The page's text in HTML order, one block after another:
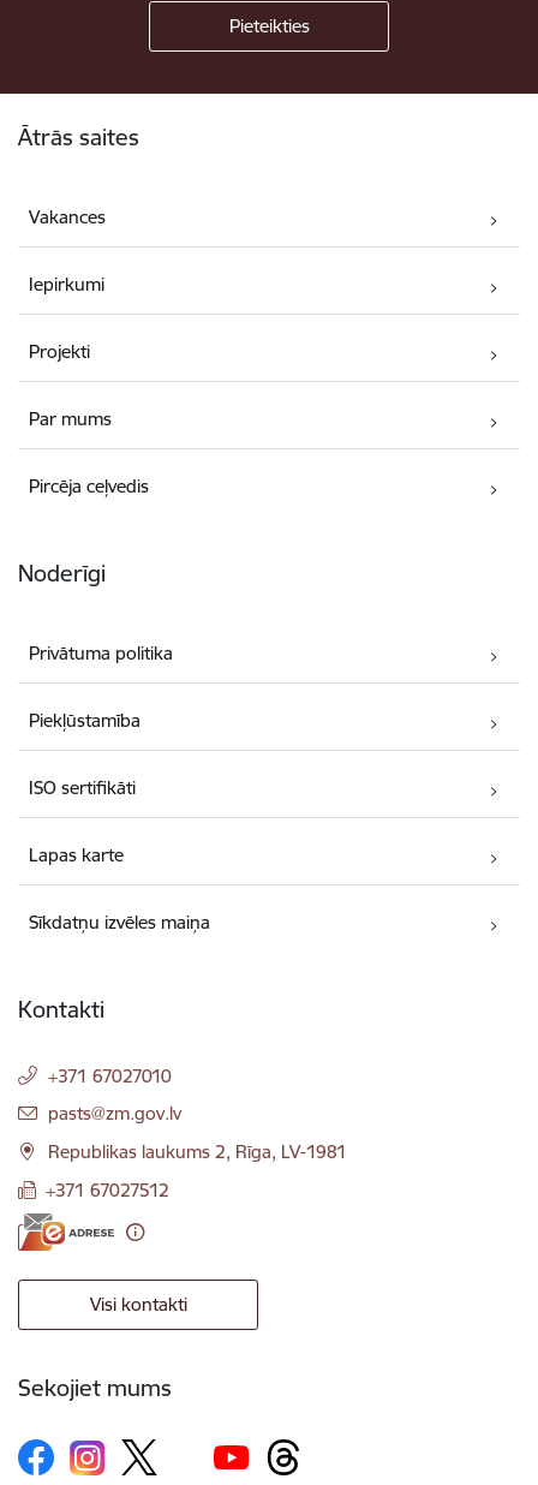
Ātrās saites
Vakances
Iepirkumi
Projekti
Par mums
Pircēja ceļvedis
Noderīgi
Privātuma politika
Piekļūstamība
ISO sertifikāti
Lapas karte
Sīkdatņu izvēles maiņa
Kontakti
+371 67027010
E-pasts:
pasts@zm.gov.lv
Republikas laukums 2, Rīga, LV-1981
+371 67027512
Visi kontakti
Sekojiet mums